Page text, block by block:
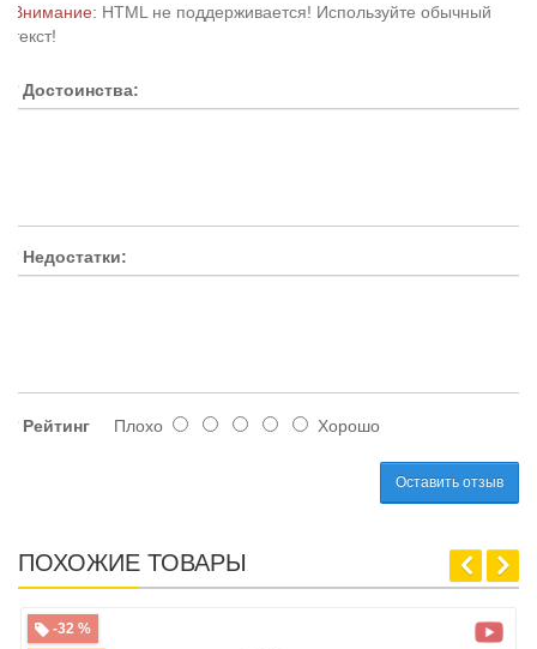
Внимание: HTML не поддерживается! Используйте обычный
текст!
Достоинства:
Недостатки:
Рейтинг Плохо Хорошо
Оставить отзыв
ПОХОЖИЕ ТОВАРЫ
-32 %